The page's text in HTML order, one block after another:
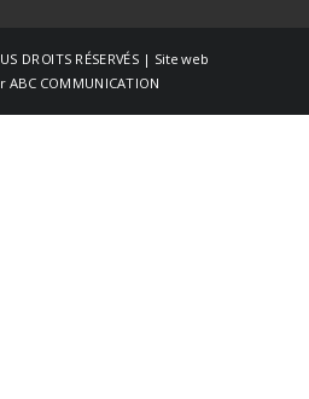
DROITS RÉSERVÉS | Site web
ABC COMMUNICATION